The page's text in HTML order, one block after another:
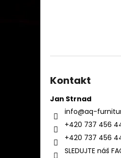
Kontakt
Jan Strnad
info@aq-
+420 737 456
+420 737 456
SLEDUJTE náš